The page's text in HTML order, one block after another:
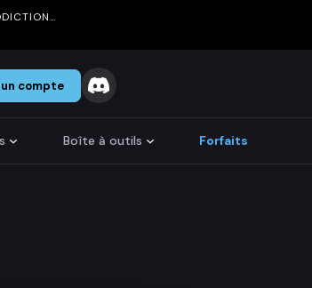
compte
Boîte à outils Forfaits